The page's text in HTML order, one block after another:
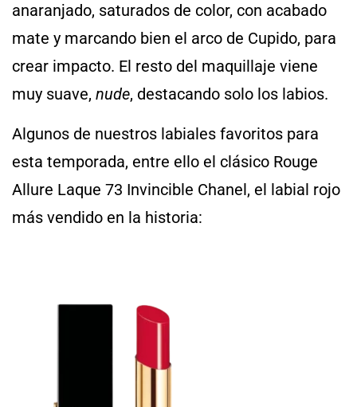
anaranjado, saturados de color, con acabado
mate y marcando bien el arco de Cupido, para
crear impacto. El resto del maquillaje viene
muy suave, nude, destacando solo los labios.
Algunos de nuestros labiales favoritos para
esta temporada, entre ello el clásico Rouge
Allure Laque 73 Invincible Chanel, el labial rojo
más vendido en la historia: